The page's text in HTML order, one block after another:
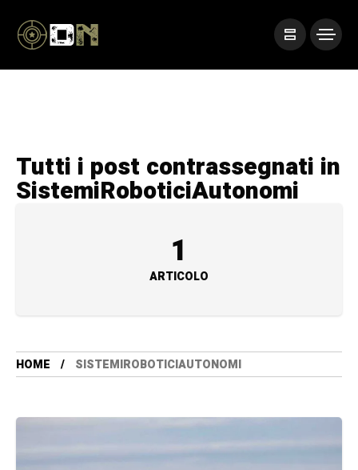
Tutti i post contrassegnati in
SistemiRoboticiAutonomi
1
ARTICOLO
HOME SISTEMIROBOTICIAUTONOMI